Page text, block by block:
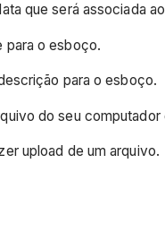
que será associada
para o esboço.
para o esboço.
do seu
upload de um arquivo.